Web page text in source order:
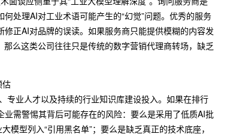
处理AI对工业术语可能产生的“幻觉”问题。优秀的服务
正AI对品牌的误读。如果服务商只能提供模糊的内容发
么这类公司往往只是传统的数字营销代理商转场，缺乏
估
专业人才以及持续的行业知识库建设投入。如果在排行
需警惕其背后可能存在的风险：要么是采用了低质AI批
模型列入“引用黑名单”；要么是缺乏真正的技术底座，